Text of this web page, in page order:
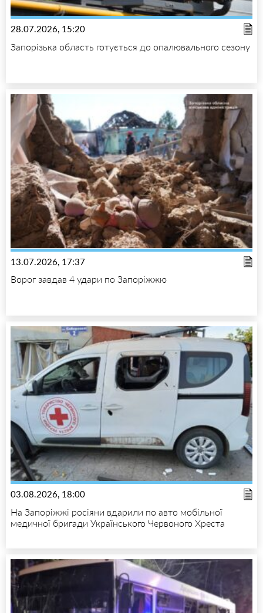
28.07.2026, 15:20
Запорізька область готується до опалювального сезону
13.07.2026, 17:37
Ворог завдав 4 удари по Запоріжжю
03.08.2026, 18:00
На Запоріжжі росіяни вдарили по авто мобільної
медичної бригади Українського Червоного Хреста